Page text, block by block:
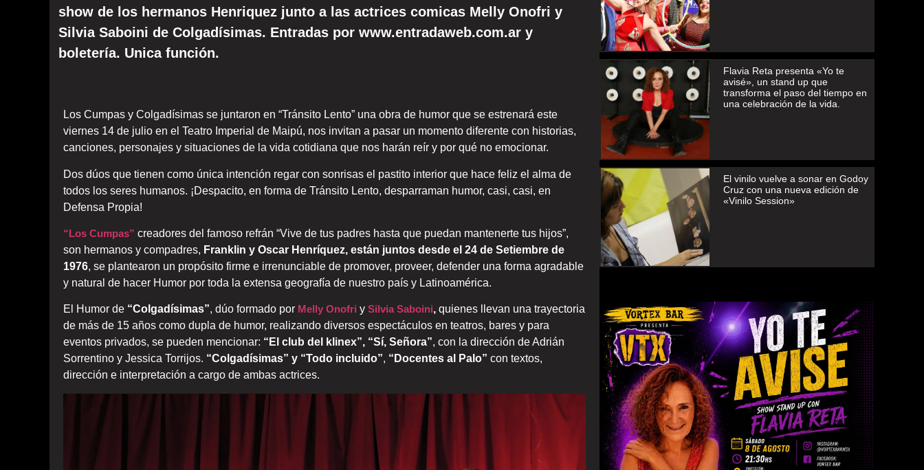
show de los hermanos Henriquez junto a las actrices comicas Melly Onofri y
Silvia Saboini de Colgadísimas. Entradas por www.entradaweb.com.ar y
boletería. Unica función.
Los Cumpas y Colgadísimas se juntaron en “Tránsito Lento” una obra de humor que se estrenará este
viernes 14 de julio en el Teatro Imperial de Maipú, nos invitan a pasar un momento diferente con historias,
canciones, personajes y situaciones de la vida cotidiana que nos harán reír y por qué no emocionar.
Dos dúos que tienen como única intención regar con sonrisas el pastito interior que hace feliz el alma de
todos los seres humanos. ¡Despacito, en forma de Tránsito Lento, desparraman humor, casi, casi, en
Defensa Propia!
“Los Cumpas” creadores del famoso refrán “Vive de tus padres hasta que puedan mantenerte tus hijos”,
son hermanos y compadres, Franklin y Oscar Henríquez, están juntos desde el 24 de Setiembre de
1976, se plantearon un propósito firme e irrenunciable de promover, proveer, defender una forma agradable
y natural de hacer Humor por toda la extensa geografía de nuestro país y Latinoamérica.
El Humor de “Colgadísimas”, dúo formado por Melly Onofri y Silvia Saboini, quienes llevan una trayectoria
de más de 15 años como dupla de humor, realizando diversos espectáculos en teatros, bares y para
eventos privados, se pueden mencionar: “El club del klinex”, “Sí, Señora”, con la dirección de Adrián
Sorrentino y Jessica Torrijos. “Colgadísimas” y “Todo incluido”, “Docentes al Palo” con textos,
dirección e interpretación a cargo de ambas actrices.
Flavia Reta presenta «Yo te
avisé», un stand up que
transforma el paso del tiempo en
una celebración de la vida.
El vinilo vuelve a sonar en Godoy
Cruz con una nueva edición de
«Vinilo Session»